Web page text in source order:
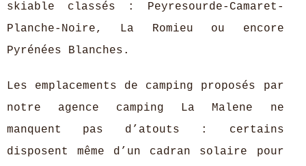
skiable classés : Peyresourde-Camaret-
Planche-Noire, La Romieu ou encore
Pyrénées Blanches.
Les emplacements de camping proposés par
notre agence camping La Malene ne
manquent pas d’atouts : certains
disposent même d’un cadran solaire pour